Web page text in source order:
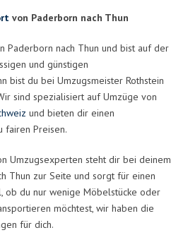
von Paderborn nach Thun
Paderborn nach Thun und bist auf der
und günstigen
bist du bei Umzugsmeister Rothstein
sind spezialisiert auf Umzüge von
und bieten dir einen
fairen Preisen.
Umzugsexperten steht dir bei deinem
Thun zur Seite und sorgt für einen
ob du nur wenige Möbelstücke oder
möchtest, wir haben die
für dich.